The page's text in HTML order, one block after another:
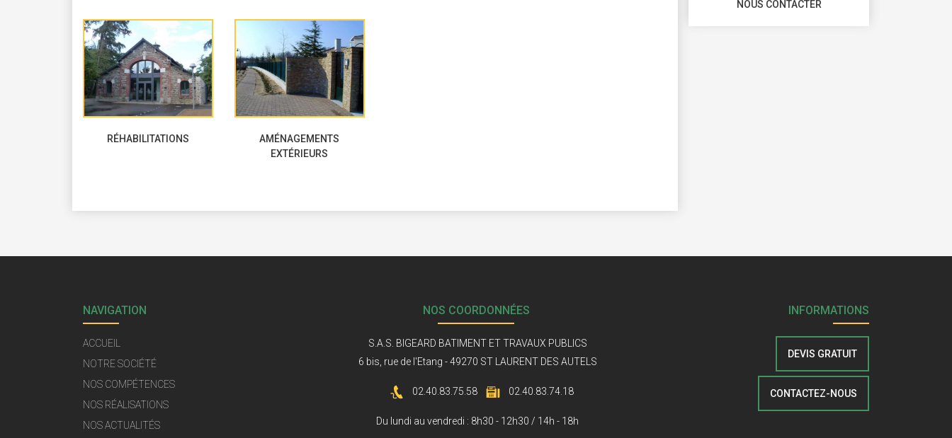
RÉHABILITATIONS
AMÉNAGEMENTS
EXTÉRIEURS
NOUS CONTACTER
NAVIGATION
ACCUEIL
NOTRE SOCIÉTÉ
NOS COMPÉTENCES
NOS RÉALISATIONS
NOS ACTUALITÉS
NOS COORDONNÉES
S.A.S. BIGEARD BATIMENT ET TRAVAUX PUBLICS
6 bis, rue de l'Etang - 49270 ST LAURENT DES AUTELS
02.40.83.75.58 02.40.83.74.18
Du lundi au vendredi : 8h30 - 12h30 / 14h - 18h
INFORMATIONS
DEVIS GRATUIT
CONTACTEZ-NOUS